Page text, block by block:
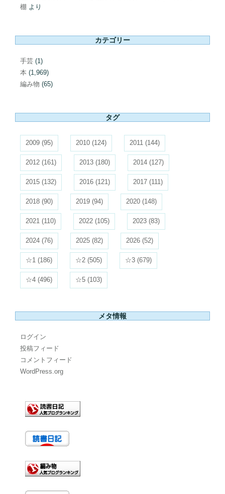
棚 より
カテゴリー
手芸 (1)
本 (1,969)
編み物 (65)
タグ
2009 (95) 2010 (124) 2011 (144)
2012 (161) 2013 (180) 2014 (127)
2015 (132) 2016 (121) 2017 (111)
2018 (90) 2019 (94) 2020 (148)
2021 (110) 2022 (105) 2023 (83)
2024 (76) 2025 (82) 2026 (52)
☆1 (186) ☆2 (505) ☆3 (679)
☆4 (496) ☆5 (103)
メタ情報
ログイン
投稿フィード
コメントフィード
WordPress.org